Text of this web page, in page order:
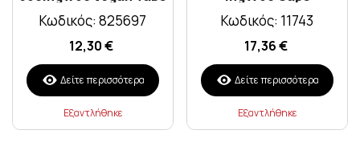
Κωδικός: 825697
12,30 €
Δείτε περισσότερα
Εξαντλήθηκε
Κωδικός: 11743
17,36 €
Δείτε περισσότερα
Εξαντλήθηκε